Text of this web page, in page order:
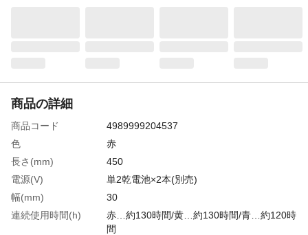
商品の詳細
商品コード
4989999204537
色
赤
長さ(mm)
450
電源(V)
単2乾電池×2本(別売)
幅(mm)
30
連続使用時間(h)
赤…約130時間/黄…約130時間/青…約120時
間